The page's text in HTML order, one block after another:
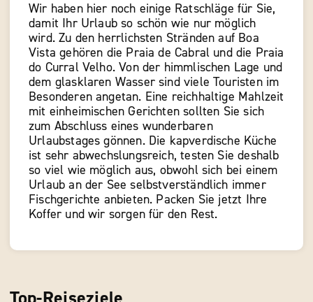
Wir haben hier noch einige Ratschläge für Sie,
damit Ihr Urlaub so schön wie nur möglich
wird. Zu den herrlichsten Stränden auf Boa
Vista gehören die Praia de Cabral und die Praia
do Curral Velho. Von der himmlischen Lage und
dem glasklaren Wasser sind viele Touristen im
Besonderen angetan. Eine reichhaltige Mahlzeit
mit einheimischen Gerichten sollten Sie sich
zum Abschluss eines wunderbaren
Urlaubstages gönnen. Die kapverdische Küche
ist sehr abwechslungsreich, testen Sie deshalb
so viel wie möglich aus, obwohl sich bei einem
Urlaub an der See selbstverständlich immer
Fischgerichte anbieten. Packen Sie jetzt Ihre
Koffer und wir sorgen für den Rest.